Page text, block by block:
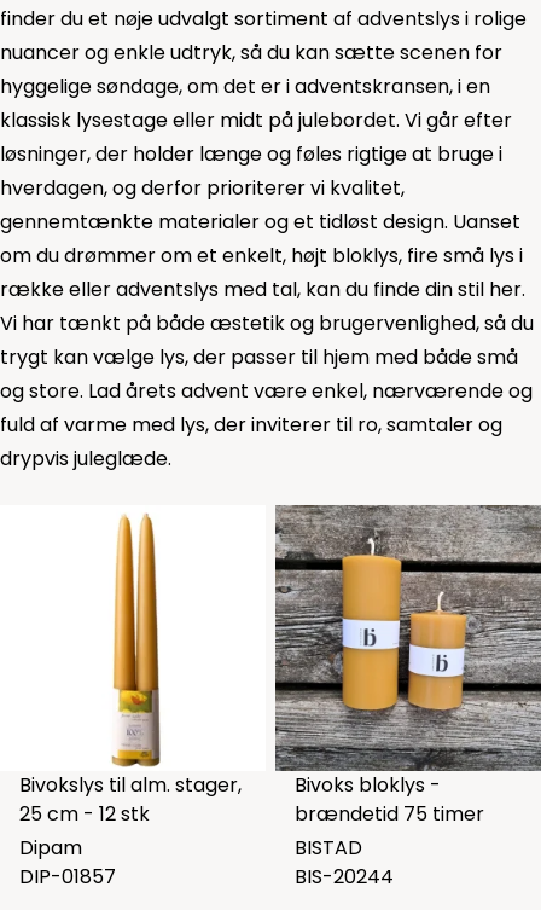
finder du et nøje udvalgt sortiment af adventslys i rolige
nuancer og enkle udtryk, så du kan sætte scenen for
hyggelige søndage, om det er i adventskransen, i en
klassisk lysestage eller midt på julebordet. Vi går efter
løsninger, der holder længe og føles rigtige at bruge i
hverdagen, og derfor prioriterer vi kvalitet,
gennemtænkte materialer og et tidløst design. Uanset
om du drømmer om et enkelt, højt bloklys, fire små lys i
række eller adventslys med tal, kan du finde din stil her.
Vi har tænkt på både æstetik og brugervenlighed, så du
trygt kan vælge lys, der passer til hjem med både små
og store. Lad årets advent være enkel, nærværende og
fuld af varme med lys, der inviterer til ro, samtaler og
drypvis juleglæde.
Bivokslys til alm. stager,
25 cm - 12 stk
Dipam
DIP-01857
Bivoks bloklys -
brændetid 75 timer
BISTAD
BIS-20244